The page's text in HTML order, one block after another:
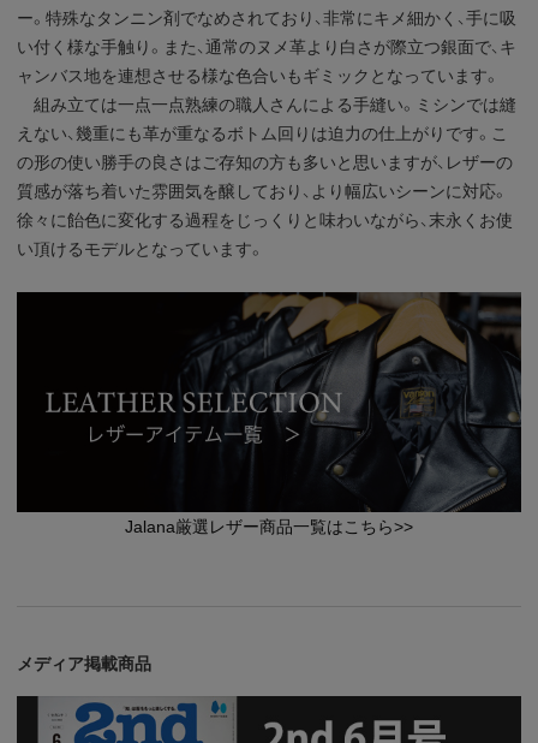
ー。特殊なタンニン剤でなめされており、非常にキメ細かく、手に吸
い付く様な手触り。また、通常のヌメ革より白さが際立つ銀面で、キ
ャンバス地を連想させる様な色合いもギミックとなっています。
組み立ては一点一点熟練の職人さんによる手縫い。ミシンでは縫
えない、幾重にも革が重なるボトム回りは迫力の仕上がりです。こ
の形の使い勝手の良さはご存知の方も多いと思いますが、レザーの
質感が落ち着いた雰囲気を醸しており、より幅広いシーンに対応。
徐々に飴色に変化する過程をじっくりと味わいながら、末永くお使
い頂けるモデルとなっています。
Jalana厳選レザー商品一覧はこちら>>
メディア掲載商品